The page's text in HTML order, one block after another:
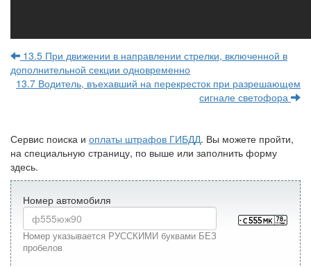
13.5 При движении в направлении стрелки, включенной в
дополнительной секции одновременно
13.7 Водитель, въехавший на перекресток при разрешающем
сигнале светофора
Сервис поиска и оплаты штрафов ГИБДД. Вы можете пройти,
на специальную страницу, по выше или заполнить форму
здесь.
Номер автомобиля
Номер указывается РУССКИМИ буквами БЕЗ
пробелов